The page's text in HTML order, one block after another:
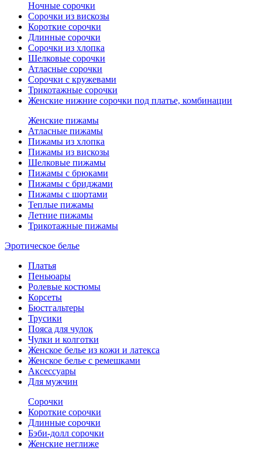
Ночные сорочки
Сорочки из вискозы
Короткие сорочки
Длинные сорочки
Сорочки из хлопка
Шелковые сорочки
Атласные сорочки
Сорочки с кружевами
Трикотажные сорочки
Женские нижние сорочки под платье, комбинации
Женские пижамы
Атласные пижамы
Пижамы из хлопка
Пижамы из вискозы
Шелковые пижамы
Пижамы с брюками
Пижамы с бриджами
Пижамы с шортами
Теплые пижамы
Летние пижамы
Трикотажные пижамы
Эротическое белье
Платья
Пеньюары
Ролевые костюмы
Корсеты
Бюстгальтеры
Трусики
Пояса для чулок
Чулки и колготки
Женское белье из кожи и латекса
Женское белье с ремешками
Аксессуары
Для мужчин
Сорочки
Короткие сорочки
Длинные сорочки
Бэби-долл сорочки
Женские неглиже